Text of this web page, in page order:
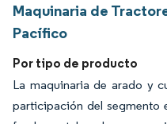
Maquinaria de
Pacífico
Por tipo de producto
La maquinaria de arado y
participación del segmento